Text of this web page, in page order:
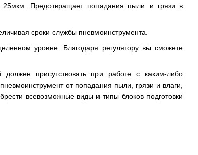
25мкм. Предотвращает попадания пыли и грязи в
сроки службы пневмоинструмента.
уровне. Благодаря регулятору вы сможете
присутствовать при работе с каким-либо
от попадания пыли, грязи и влаги,
всевозможные виды и типы блоков подготовки